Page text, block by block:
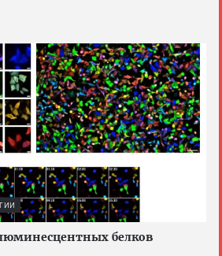
белков